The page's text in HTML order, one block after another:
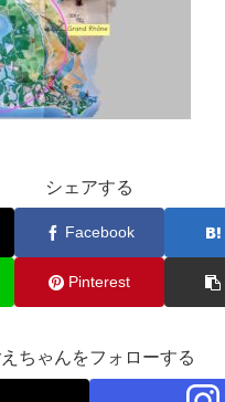
シェアする
Facebook
Pinterest
ちゃんをフォローする